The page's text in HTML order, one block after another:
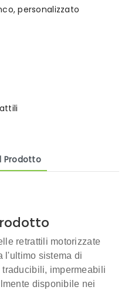
personalizzato
Prodotto
retrattili motorizzate
l'ultimo sistema di
impermeabili
disponibile nei